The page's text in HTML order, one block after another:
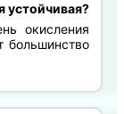
устойчивая?
окисления
большинство